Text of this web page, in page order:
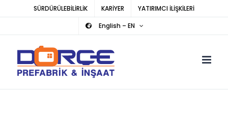
SÜRDÜRÜLEBİLİRLİK KARİYER
YATIRIMCI İLİŞKİLERİ
English – EN